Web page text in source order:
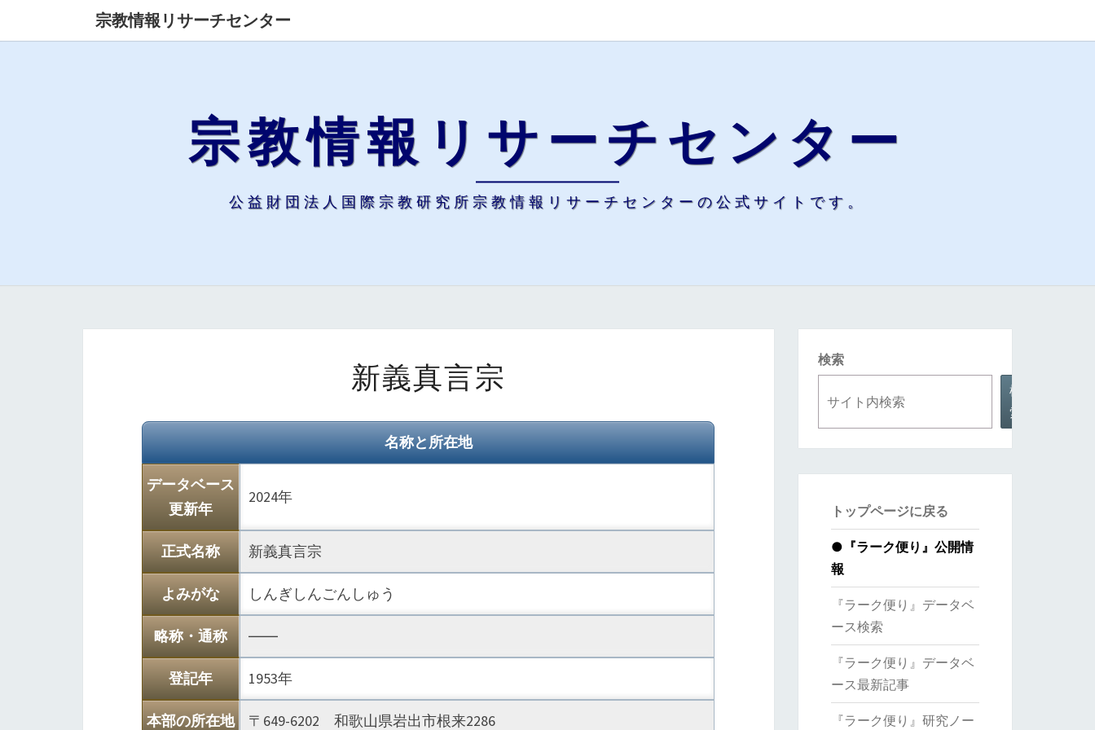
宗教情報リサーチセンター
宗教情報リサーチセンター
公益財団法人国際宗教研究所宗教情報リサーチセンターの公式サイトです。
義
言
宗
新義真言宗
名称と所在地
データベース
更新年
2024年
正式名称 新義真言宗
よみがな しんぎしんごんしゅう
略称・通称 ――
登記年 1953年
本部の所在地 〒649-6202 和歌山県岩出市根来2286
検索
検
索
トップページに戻る
● 『ラーク便り』公開情
報
『ラーク便り』データベ
ース検索
『ラーク便り』データベ
ース最新記事
『ラーク便り』研究ノー